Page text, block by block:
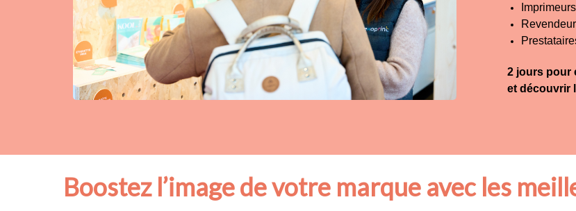
Imprimeurs
2 jours pour
et découvrir
Boostez l’image de votre marque avec les